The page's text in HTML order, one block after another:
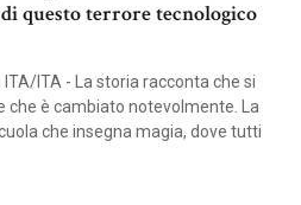
questo terrore tecnologico
ITA - La storia racconta che si
che è cambiato notevolmente. La
che insegna magia, dove tutti